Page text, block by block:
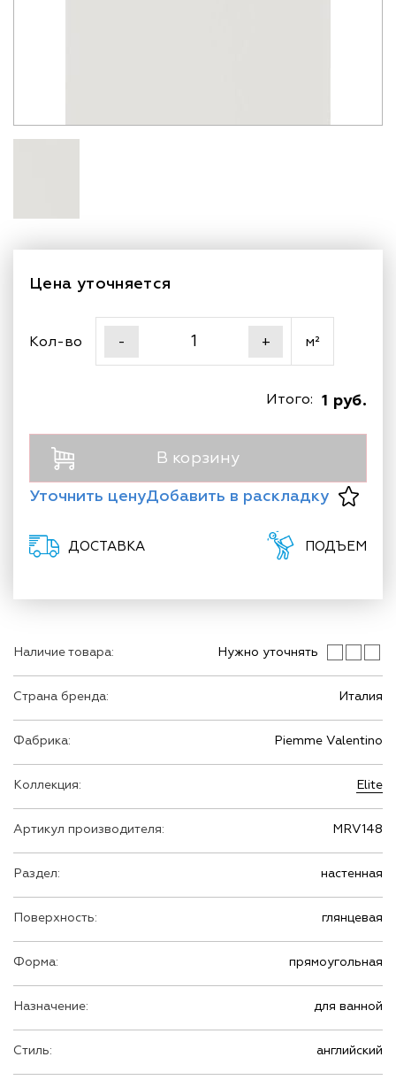
Наличие товара: Нужно уточнять
Страна бренда: Италия
Фабрика: Piemme Valentino
Коллекция: Elite
Артикул производителя: MRV148
Раздел: настенная
Поверхность: глянцевая
Форма: прямоугольная
Назначение: для ванной
Стиль: английский
Цена уточняется
Кол-во - + м²
1 руб.
Итого:
В корзину
Уточнить ценуДобавить в раскладку
ДОСТАВКА ПОДЪЕМ